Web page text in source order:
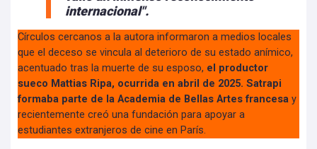
internacional".
Círculos cercanos a la autora informaron a medios locales
que el deceso se vincula al deterioro de su estado anímico,
acentuado tras la muerte de su esposo, el productor
sueco Mattias Ripa, ocurrida en abril de 2025. Satrapi
formaba parte de la Academia de Bellas Artes francesa y
recientemente creó una fundación para apoyar a
estudiantes extranjeros de cine en París.